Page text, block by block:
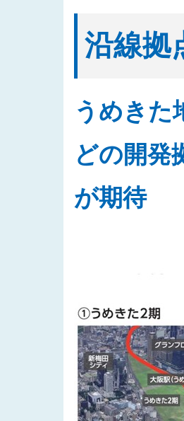
沿線拠
うめきた
どの開発
が期待